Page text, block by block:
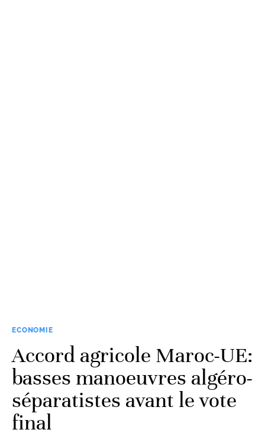
ECONOMIE
Accord agricole Maroc-UE:
basses manoeuvres algéro-
séparatistes avant le vote
final